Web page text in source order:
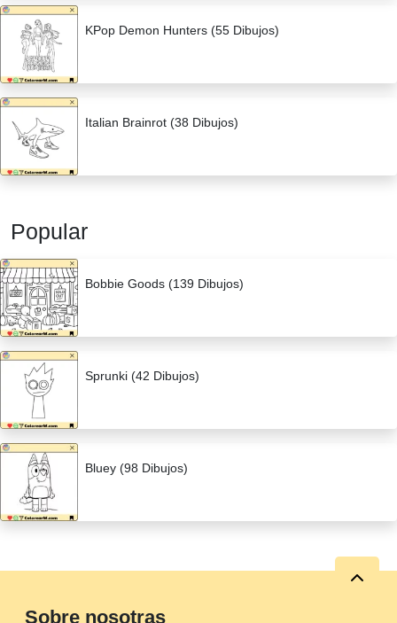
KPop Demon Hunters (55 Dibujos)
Italian Brainrot (38 Dibujos)
Popular
Bobbie Goods (139 Dibujos)
Sprunki (42 Dibujos)
Bluey (98 Dibujos)
Sobre nosotras